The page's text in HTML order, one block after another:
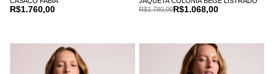
R$1.760,00 R$1.068,00
R$1.780,00